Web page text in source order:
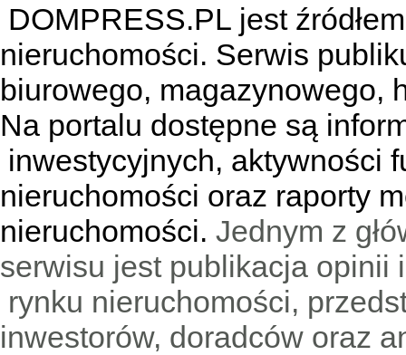
DOMPRESS.PL jest
nieruchomości. Serwis
biurowego, magazynowego,
Na portalu dostępne są
inwestycyjnych, aktywności
nieruchomości oraz raporty
nieruchomości. Jednym z
serwisu jest publikacja
rynku nieruchomości,
inwestorów, doradców oraz